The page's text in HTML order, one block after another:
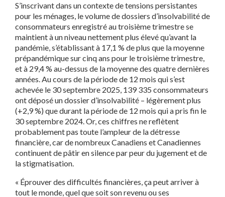
S’inscrivant dans un contexte de tensions persistantes
pour les ménages, le volume de dossiers d’insolvabilité de
consommateurs enregistré au troisième trimestre se
maintient à un niveau nettement plus élevé qu’avant la
pandémie, s’établissant à 17,1 % de plus que la moyenne
prépandémique sur cinq ans pour le troisième trimestre,
et à 29,4 % au-dessus de la moyenne des quatre dernières
années. Au cours de la période de 12 mois qui s’est
achevée le 30 septembre 2025, 139 335 consommateurs
ont déposé un dossier d’insolvabilité – légèrement plus
(+2,9 %) que durant la période de 12 mois qui a pris fin le
30 septembre 2024. Or, ces chiffres ne reflètent
probablement pas toute l’ampleur de la détresse
financière, car de nombreux Canadiens et Canadiennes
continuent de pâtir en silence par peur du jugement et de
la stigmatisation.
« Éprouver des difficultés financières, ça peut arriver à
tout le monde, quel que soit son revenu ou ses